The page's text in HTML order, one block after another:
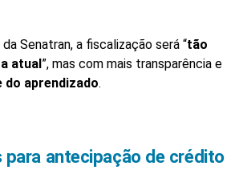
Senatran, a fiscalização será “tão
atual ”, mas com mais transparência e
do aprendizado.
para antecipação de crédito